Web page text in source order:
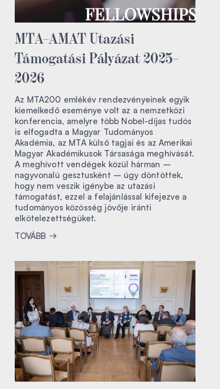
MTA–AMAT Utazási
Támogatási Pályázat 2025–
2026
Az MTA200 emlékév rendezvényeinek egyik
kiemelkedő eseménye volt az a nemzetközi
konferencia, amelyre több Nobel-díjas tudós
is elfogadta a Magyar Tudományos
Akadémia, az MTA külső tagjai és az Amerikai
Magyar Akadémikusok Társasága meghívását.
A meghívott vendégek közül hárman –
nagyvonalú gesztusként – úgy döntöttek,
hogy nem veszik igénybe az utazási
támogatást, ezzel a felajánlással kifejezve a
tudományos közösség jövője iránti
elkötelezettségüket.
TOVÁBB